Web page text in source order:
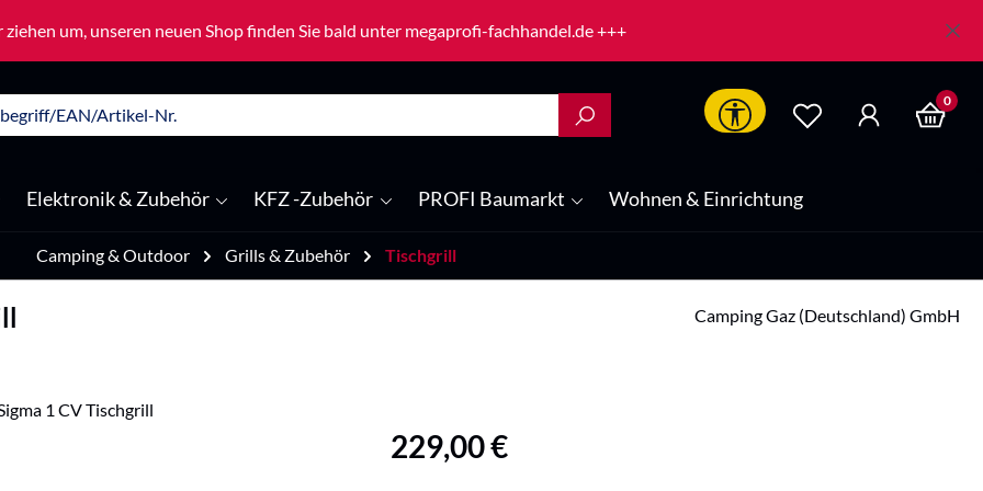
um, unseren neuen Shop finden Sie bald unter megaprofi-fachhandel.de +++
Werkzeugleiste anzeigen
0
Elektronik & Zubehör KFZ -Zubehör PROFI Baumarkt Wohnen & Einrichtung
Camping & Outdoor Grills & Zubehör Tischgrill
Camping Gaz (Deutschland) GmbH
Regulärer Preis:
229,00 €